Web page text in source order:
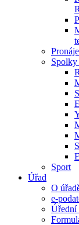
Sport
Úřad
O
e-
Úřední